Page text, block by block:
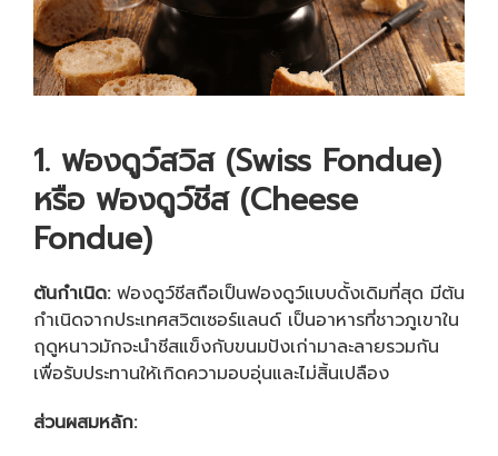
1. ฟองดูว์สวิส (Swiss Fondue)
หรือ ฟองดูว์ชีส (Cheese
Fondue)
ต้นกำเนิด:ฟองดูว์ชีสถือเป็นฟองดูว์แบบดั้งเดิมที่สุด มีต้น
กำเนิดจากประเทศสวิตเซอร์แลนด์ เป็นอาหารที่ชาวภูเขาใน
ฤดูหนาวมักจะนำชีสแข็งกับขนมปังเก่ามาละลายรวมกัน
เพื่อรับประทานให้เกิดความอบอุ่นและไม่สิ้นเปลือง
ส่วนผสมหลัก: